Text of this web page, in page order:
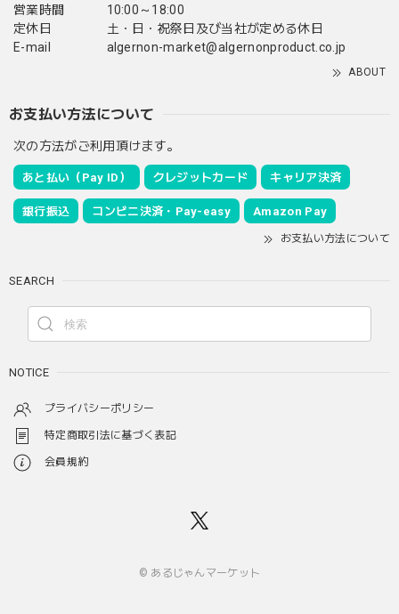
営業時間
10:00～18:00
定休日
土・日・祝祭日及び当社が定める休日
E-mail
algernon-market@algernonproduct.co.jp
ABOUT
お支払い方法について
次の方法がご利用頂けます。
あと払い（Pay ID） クレジットカード キャリア決済
銀行振込 コンビニ決済・Pay-easy Amazon Pay
お支払い方法について
SEARCH
NOTICE
プライバシーポリシー
特定商取引法に基づく表記
会員規約
© あるじゃんマーケット